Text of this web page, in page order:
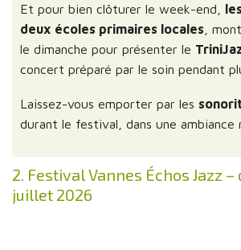
Et pour bien clôturer le week-end,
deux écoles primaires locales ,
le dimanche pour présenter le
concert préparé par le soin pendant
Laissez-vous emporter par les
durant le festival, dans une ambiance
2. Festival Vannes Échos Jazz –
juillet 2026